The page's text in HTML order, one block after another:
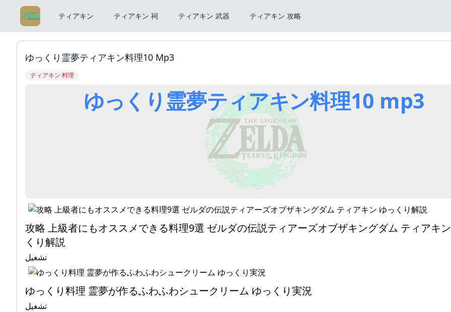
ティアキン ティアキン 祠 ティアキン 武器 ティアキン 攻略
ゆっくり霊夢ティアキン料理10 Mp3
ティアキン 料理
ゆっくり霊夢ティアキン料理10 mp3
攻略 上級者にもオススメできる料理9選 ゼルダの伝説ティアーズオブザキングダム ティアキ
くり解説
تشغيل
ゆっくり料理 霊夢が作るふわふわシュークリーム ゆっくり実況
تشغيل